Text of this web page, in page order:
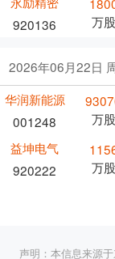
920136
万股
2026年06月22日
华润新能源
001248
万股
益坤电气
920222
万股
声明：本信息来源